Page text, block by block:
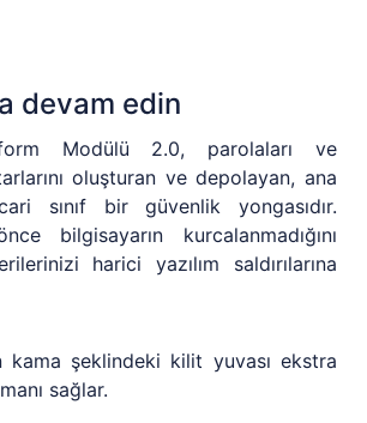
devam edin
Modülü 2.0, parolaları ve
oluşturan ve depolayan, ana
sınıf bir güvenlik yongasıdır.
bilgisayarın kurcalanmadığını
harici yazılım saldırılarına
kama şeklindeki kilit yuvası ekstra
sağlar.